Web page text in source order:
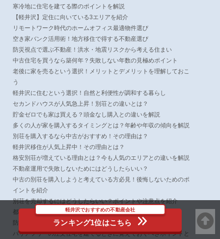
寒冷地に住宅を建てる際のポイントを解説
【軽井沢】定住に向いている3エリアを紹介
リモートワーク時代のホームオフィス最適物件選び
空き家バンク活用術！地方移住で得する不動産選び
防災視点で選ぶ不動産！洪水・地震リスクから考える住まい
中古住宅を買うなら築何年？失敗しない年数の見極めポイント
老後に家を売るという選択！メリットとデメリットを理解しておこ
う
軽井沢に住むという選択！自然と利便性が調和する暮らし
セカンドハウスが人気急上昇！別荘との違いとは？
貯金ゼロでも家は買える？頭金なし購入との違いを解説
多くの人が家を購入するタイミングとは？年齢や年収の傾向を解説
別荘を購入するなら中古がおすすめ！その理由は？
軽井沢移住が人気上昇中！その理由とは？
格安別荘が増えている理由とは？今も人気のエリアとの違いを解説
不動産運用で失敗しないためにはどうしたらいい？
中古の別荘を購入しようと考えている方必見！後悔しないためのポ
イントを紹介
別荘を売却するにはどうしたらいい？ポイントや注意点を紹介
都会から軽井沢へ！引っ越す際に注意して起きたいこととは
防音性の高い注文住宅にするポイントを解説
バリアフリーの注文住宅を建てるときに覚えておくべきポイントと
軽井沢でおすすめの不動産会社
ランキング1位はこちら